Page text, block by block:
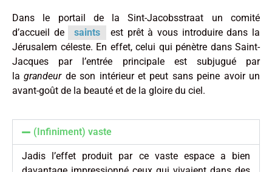
Dans le portail de la Sint-Jacobsstraat un comité
d’accueil de
saints
est prêt à vous introduire dans la
Jérusalem céleste. En effet, celui qui pénètre dans Saint-
Jacques par l’entrée principale est subjugué par
lagrandeurde son intérieur et peut sans peine avoir un
avant-goût de la beauté et de la gloire du ciel.
(Infiniment) vaste
Jadis l’effet produit par ce vaste espace a bien